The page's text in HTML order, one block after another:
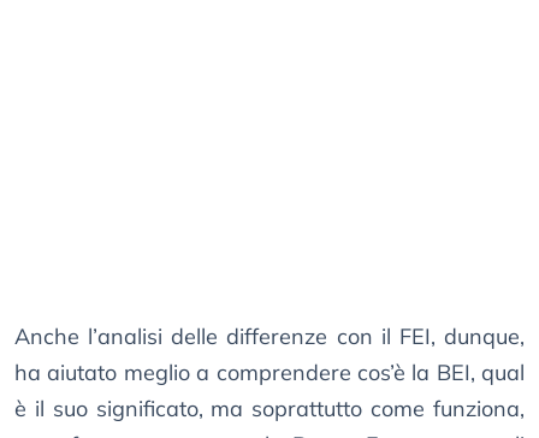
Anche l’analisi delle differenze con il FEI, dunque,
ha aiutato meglio a comprendere cos’è la BEI, qual
è il suo significato, ma soprattutto come funziona,